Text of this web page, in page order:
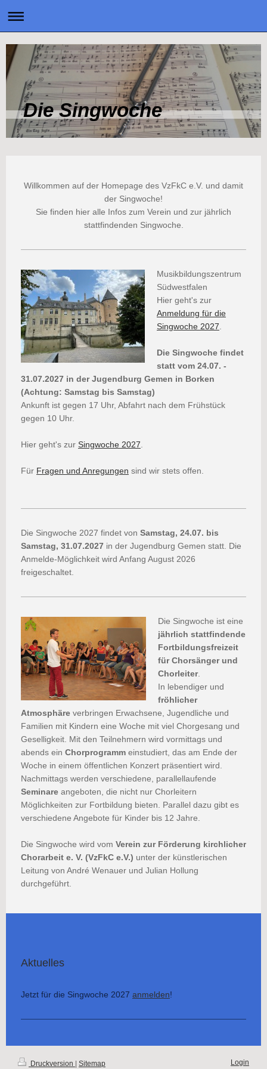
Die Singwoche
Willkommen auf der Homepage des VzFkC e.V. und damit
der Singwoche!
Sie finden hier alle Infos zum Verein und zur jährlich
stattfindenden Singwoche.
Musikbildungszentrum
Südwestfalen
Hier geht's zur
Anmeldung für die
Singwoche 2027
Die Singwoche findet
statt vom 24.07. -
31.07.2027 in der Jugendburg Gemen in Borken
(Achtung: Samstag bis Samstag)
Ankunft ist gegen 17 Uhr, Abfahrt nach dem Frühstück
gegen 10 Uhr.
Hier geht's zur Singwoche 2027
Für Fragen und Anregungen sind wir stets offen.
Die Singwoche 2027 findet von Samstag, 24.07. bis
Samstag, 31.07.2027 in der Jugendburg Gemen statt. Die
Anmelde-Möglichkeit wird Anfang August 2026
freigeschaltet.
Die Singwoche ist eine
jährlich stattfindende
Fortbildungsfreizeit
für Chorsänger und
Chorleiter.
In lebendiger und
fröhlicher
Atmosphäre verbringen Erwachsene, Jugendliche und
Familien mit Kindern eine Woche mit viel Chorgesang und
Geselligkeit. Mit den Teilnehmern wird vormittags und
abends ein Chorprogramm einstudiert, das am Ende der
Woche in einem öffentlichen Konzert präsentiert wird.
Nachmittags werden verschiedene, parallellaufende
Seminare angeboten, die nicht nur Chorleitern
Möglichkeiten zur Fortbildung bieten. Parallel dazu gibt es
verschiedene Angebote für Kinder bis 12 Jahre.
Die Singwoche wird vom Verein zur Förderung kirchlicher
Chorarbeit e. V. (VzFkC e.V.) unter der künstlerischen
Leitung von André Wenauer und Julian Hollung
durchgeführt.
Aktuelles
Jetzt für die Singwoche 2027 anmelden!
Druckversion | Sitemap
Login